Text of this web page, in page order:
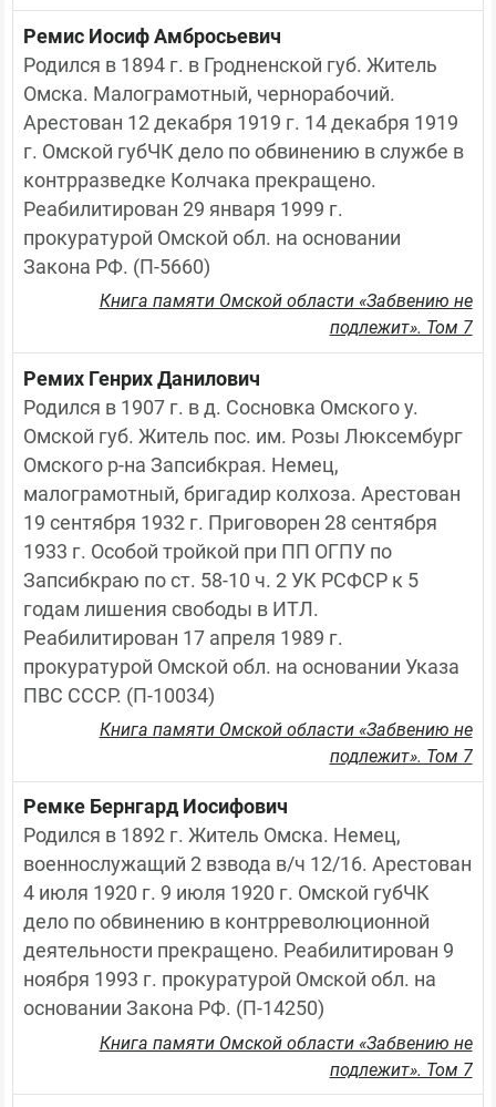
Ремис Иосиф Амбросьевич
Родился в 1894 г. в Гродненской губ. Житель
Омска. Малограмотный, чернорабочий.
Арестован 12 декабря 1919 г. 14 декабря 1919
г. Омской губЧК дело по обвинению в службе в
контрразведке Колчака прекращено.
Реабилитирован 29 января 1999 г.
прокуратурой Омской обл. на основании
Закона РФ. (П-5660)
Книга памяти Омской области «Забвению не
подлежит». Том 7
Ремих Генрих Данилович
Родился в 1907 г. в д. Сосновка Омского у.
Омской губ. Житель пос. им. Розы Люксембург
Омского р-на Запсибкрая. Немец,
малограмотный, бригадир колхоза. Арестован
19 сентября 1932 г. Приговорен 28 сентября
1933 г. Особой тройкой при ПП ОГПУ по
Запсибкраю по ст. 58-10 ч. 2 УК РСФСР к 5
годам лишения свободы в ИТЛ.
Реабилитирован 17 апреля 1989 г.
прокуратурой Омской обл. на основании Указа
ПВС СССР. (П-10034)
Книга памяти Омской области «Забвению не
подлежит». Том 7
Ремке Бернгард Иосифович
Родился в 1892 г. Житель Омска. Немец,
военнослужащий 2 взвода в/ч 12/16. Арестован
4 июля 1920 г. 9 июля 1920 г. Омской губЧК
дело по обвинению в контрреволюционной
деятельности прекращено. Реабилитирован 9
ноября 1993 г. прокуратурой Омской обл. на
основании Закона РФ. (П-14250)
Книга памяти Омской области «Забвению не
подлежит». Том 7